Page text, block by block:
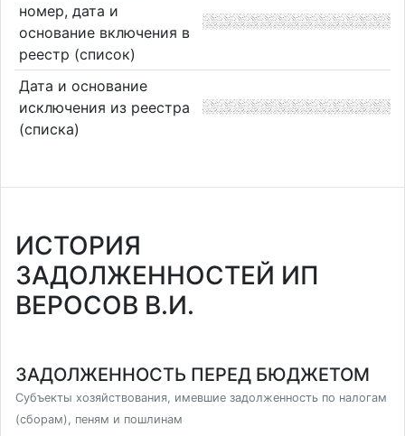
номер, дата и
основание включения в
реестр (список)
Дата и основание
исключения из реестра
(списка)
ИСТОРИЯ
ЗАДОЛЖЕННОСТЕЙ ИП
ВЕРОСОВ В.И.
ЗАДОЛЖЕННОСТЬ ПЕРЕД БЮДЖЕТОМ
Субъекты хозяйствования, имевшие задолженность по налогам
(сборам), пеням и пошлинам